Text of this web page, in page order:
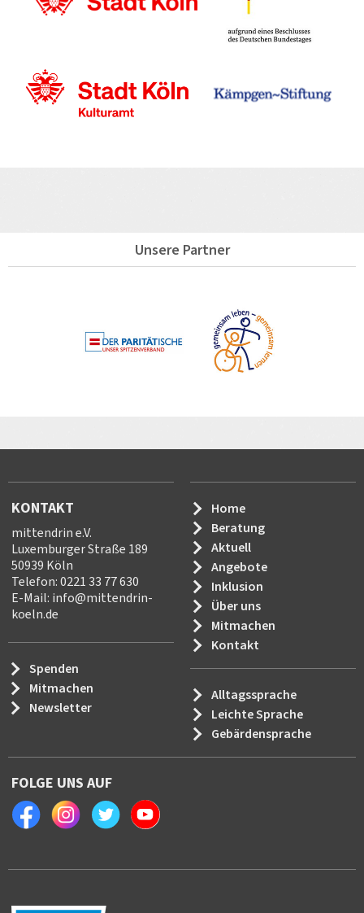
Unsere Partner
KONTAKT
mittendrin e.V.
Luxemburger Straße 189
50939 Köln
Telefon: 0221 33 77 630
E-Mail: info@mittendrin-
koeln.de
Spenden
Mitmachen
Newsletter
Home
Beratung
Aktuell
Angebote
Inklusion
Über uns
Mitmachen
Kontakt
Alltagssprache
Leichte Sprache
Gebärdensprache
FOLGE UNS AUF
FacebookInstagramTwitter